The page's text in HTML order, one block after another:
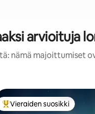
arvioituja
nämä majoittumiset
Vieraiden suosikkien
Vieraiden suosikki